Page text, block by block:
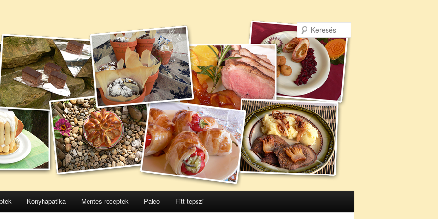
Konyhapatika Mentes receptek Paleo Fitt tepszi